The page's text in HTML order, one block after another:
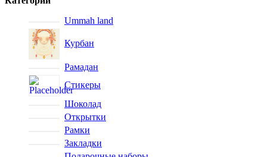
Ummah land
Курбан
Рамадан
Стикеры
Шоколад
Открытки
Рамки
Закладки